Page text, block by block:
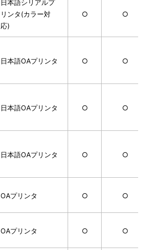
日本語シリアルプ
リンタ(カラー対
応)
○ ○
日本語OAプリンタ ○ ○
日本語OAプリンタ ○ ○
日本語OAプリンタ ○ ○
OAプリンタ ○ ○
OAプリンタ ○ ○